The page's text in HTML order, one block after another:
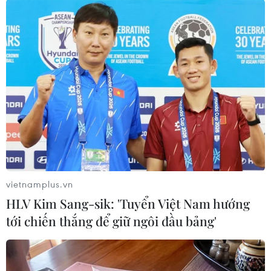
đoạn cao điểm Tết Nguyên đán Giáp Thìn 2024
sắp tới./.
(Vietnam+)
vietnamplus.vn
HLV Kim Sang-sik: 'Tuyển Việt Nam hướng
tới chiến thắng để giữ ngôi đầu bảng'